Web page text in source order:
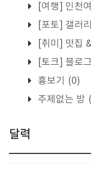
[여행] 인천
[포토] 갤러리
[취미] 맛집
[토크] 블로그
흉보기
(0)
주제없는 방
달력